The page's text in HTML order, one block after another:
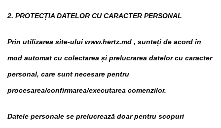
2. PROTECȚIA DATELOR CU CARACTER PERSONAL
Prin utilizarea site-ului www.hertz.md , sunteți de acord în
mod automat cu colectarea și prelucrarea datelor cu caracter
personal, care sunt necesare pentru
procesarea/confirmarea/executarea comenzilor.
Datele personale se prelucrează doar pentru scopuri